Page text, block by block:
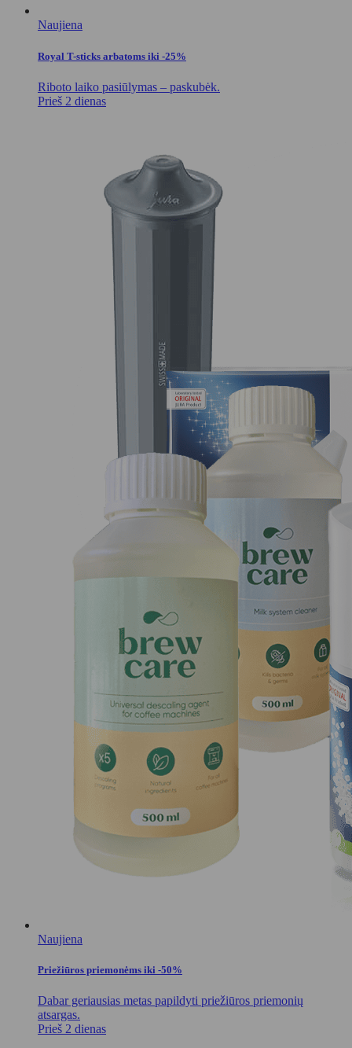
Naujiena
Royal T-sticks arbatoms iki -25%
Riboto laiko pasiūlymas – paskubėk.
Prieš 2 dienas
Naujiena
Priežiūros priemonėms iki -50%
Dabar geriausias metas papildyti priežiūros priemonių
atsargas.
Prieš 2 dienas